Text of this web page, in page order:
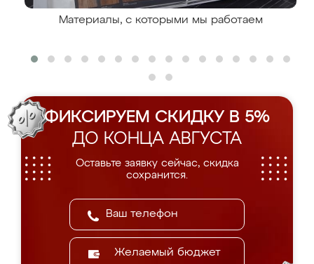
Материалы, с которыми мы работаем
ФИКСИРУЕМ СКИДКУ В 5%
ДО КОНЦА АВГУСТА
Оставьте заявку сейчас, скидка
сохранится.
Желаемый бюджет